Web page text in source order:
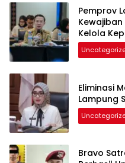
Pemprov
Kelola
Eliminasi
Lampung
Bravo